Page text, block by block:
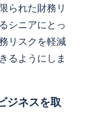
られた財務リ
シニアにとっ
リスクを軽減
るようにしま
ジネスを取